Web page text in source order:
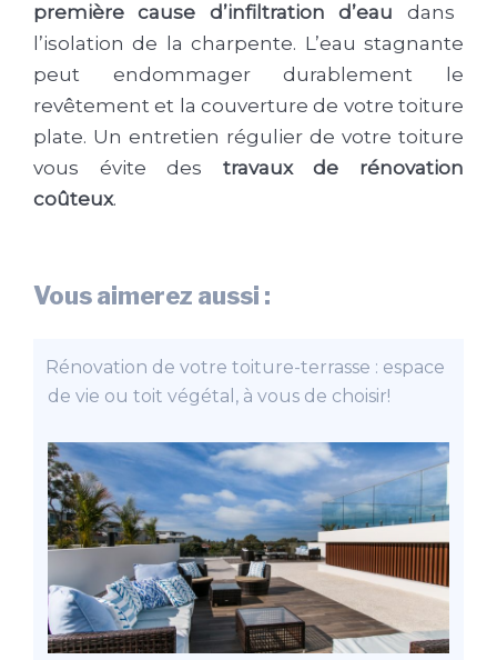
première cause d’infiltration d’eau dans
l’isolation de la charpente. L’eau stagnante
peut endommager durablement le
revêtement et la couverture de votre toiture
plate. Un entretien régulier de votre toiture
vous évite des travaux de rénovation
coûteux.
Vous aimerez aussi :
Rénovation de votre toiture-terrasse : espace
de vie ou toit végétal, à vous de choisir!